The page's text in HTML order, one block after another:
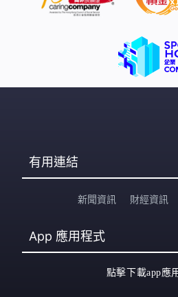
有用連結
新聞資訊 財經資訊
App 應用程式
點擊下載app應